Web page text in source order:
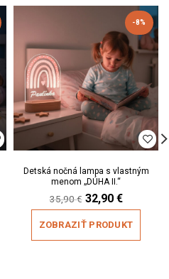
-8%
Detská nočná lampa s vlastným
menom „DÚHA II.“
35,90€ Original
price
was:
35,90 €.
32,90 €Current
price
is:
32,90 €.
ZOBRAZIŤ PRODUKT